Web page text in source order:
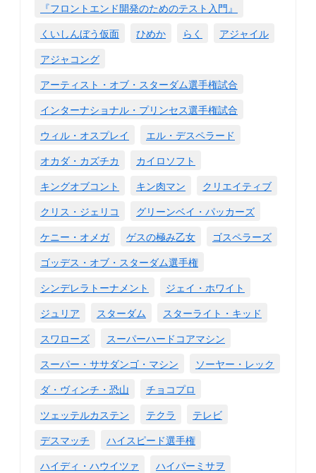
『フロントエンド開発のためのテスト入門』
くいしんぼう仮面
ひめか らく
アジャイル
アジャコング
アーティスト・オブ・スターダム選手権試合
インターナショナル・プリンセス選手権試合
ウィル・オスプレイ
エル・デスペラード
オカダ・カズチカ
カイロソフト
キングオブコント
キン肉マン
クリエイティブ
クリス・ジェリコ
グリーンベイ・パッカーズ
ケニー・オメガ
ゲスの極み乙女
ゴスペラーズ
ゴッデス・オブ・スターダム選手権
シンデレラトーナメント
ジェイ・ホワイト
ジュリア
スターダム
スターライト・キッド
スワローズ
スーパーハードコアマシン
スーパー・ササダンゴ・マシン
ソーヤー・レック
ダ・ヴィンチ・恐山
チョコプロ
ツェッテルカステン
テクラ
テレビ
デスマッチ
ハイスピード選手権
ハイディ・ハウイツァ
ハイパーミサヲ